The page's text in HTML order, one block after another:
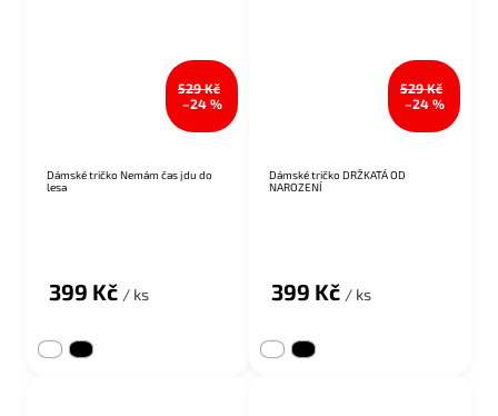
529 Kč
–24 %
Dámské tričko Nemám čas jdu do
lesa
399 Kč / ks
529 Kč
–24 %
Dámské tričko DRŽKATÁ OD
NAROZENÍ
399 Kč / ks